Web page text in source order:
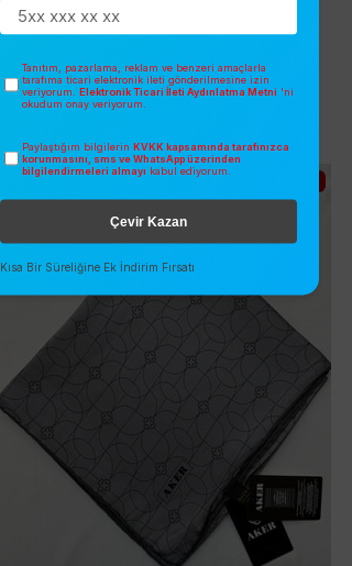
İNDIRIM
ÜCRETSIZ KARGO
Tanıtım, pazarlama, reklam ve benzeri amaçlarla
tarafıma ticari elektronik ileti gönderilmesine izin
veriyorum. Elektronik Ticari İleti Aydınlatma Metni 'ni
okudum onay veriyorum.
Paylaştığım bilgilerin KVKK kapsamında tarafınızca
korunmasını, sms ve WhatsApp üzerinden
bilgilendirmeleri almayı kabul ediyorum.
Çevir Kazan
Kısa Bir Süreliğine Ek İndirim Fırsatı